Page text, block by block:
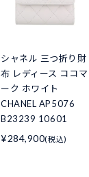
シャネル 三つ折り財
布 レディース ココマ
ーク ホワイト
CHANEL AP5076
B23239 10601
¥284,900(税込)